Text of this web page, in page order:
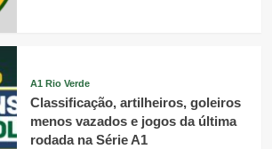
A1 Rio Verde
Classificação, artilheiros, goleiros
menos vazados e jogos da última
rodada na Série A1